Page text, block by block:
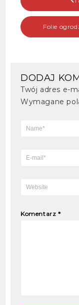
Folie
DODAJ
Twój adres e-
Wymagane
Komentarz *